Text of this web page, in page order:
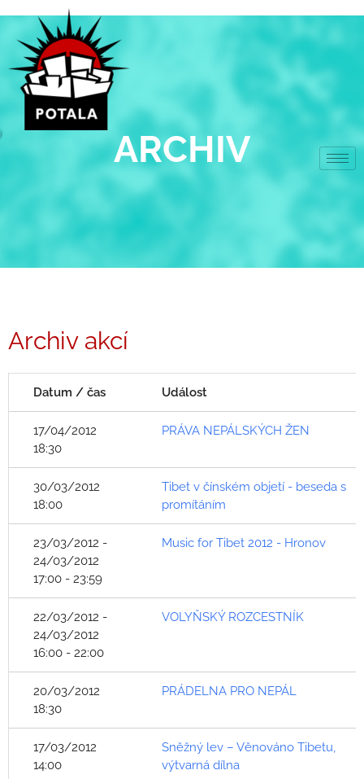
obsah
ARCHIV
Archiv akcí
Datum / čas Událost
17/04/2012
18:30
PRÁVA NEPÁLSKÝCH ŽEN
30/03/2012
18:00
Tibet v čínském objetí - beseda s
promítáním
23/03/2012 -
24/03/2012
17:00 - 23:59
Music for Tibet 2012 - Hronov
22/03/2012 -
24/03/2012
16:00 - 22:00
VOLYŇSKÝ ROZCESTNÍK
20/03/2012
18:30
PRÁDELNA PRO NEPÁL
17/03/2012
14:00
Sněžný lev – Věnováno Tibetu,
výtvarná dílna